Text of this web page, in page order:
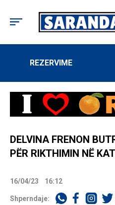
REZERVIME
DELVINA FRENON
PËR RIKTHIMIN NË
16/04/23 16:12
Shperndaje: